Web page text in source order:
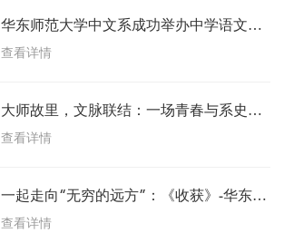
华东师范大学中文系成功举办中学语文教
师核心素养实训营
查看详情
大师故里，文脉联结：一场青春与系史的
双向奔赴
查看详情
一起走向“无穷的远方”：《收获》-华东师
大创意写作“青年作家工作坊”成功举办
查看详情